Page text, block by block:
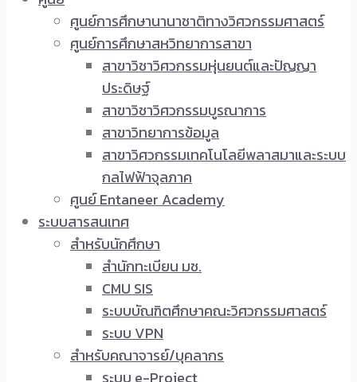
ศูนย์การศึกษานานาชาติทางวิศวกรรมศาสตร์
ศูนย์การศึกษาสหวิทยาการสาขา
สาขาวิชาวิศวกรรมหุ่นยนต์และปัญญา
ประดิษฐ์
สาขาวิชาวิศวกรรมบูรณาการ
สาขาวิทยาการข้อมูล
สาขาวิศวกรรมเทคโนโลยีพลาสมาและระบบ
กลไฟฟ้าจุลภาค
ศูนย์ Entaneer Academy
ระบบสารสนเทศ
สำหรับนักศึกษา
สำนักทะเบียน มช.
CMU SIS
ระบบบัณฑิตศึกษาคณะวิศวกรรมศาสตร์
ระบบ VPN
สำหรับคณาจารย์/บุคลากร
ระบบ e-Project